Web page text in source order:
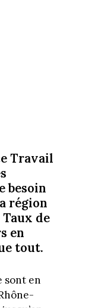
Travail
besoin
région
de
en
tout.
sont en